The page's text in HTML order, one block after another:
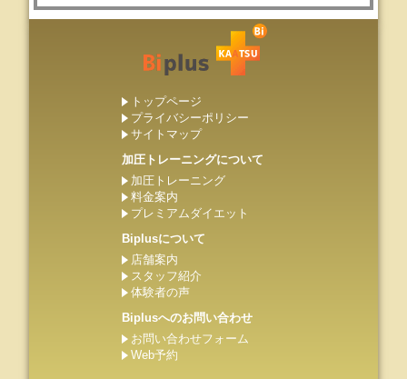
トップページ
プライバシーポリシー
サイトマップ
加圧トレーニングについて
加圧トレーニング
料金案内
プレミアムダイエット
Biplusについて
店舗案内
スタッフ紹介
体験者の声
Biplusへのお問い合わせ
お問い合わせフォーム
Web予約